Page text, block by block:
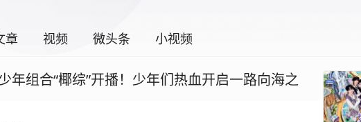
章 视频 微头条 小视频
年组合“椰综”开播！少年们热血开启一路向海之